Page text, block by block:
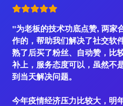
"为老板的技术功底点赞, 两家
作的，帮助我们解决了社交软
熟了后买了粉丝、自动赞，比
补上，服务态度可以，虽然不
到当天解决问题。
今年疫情经济压力比较大，明